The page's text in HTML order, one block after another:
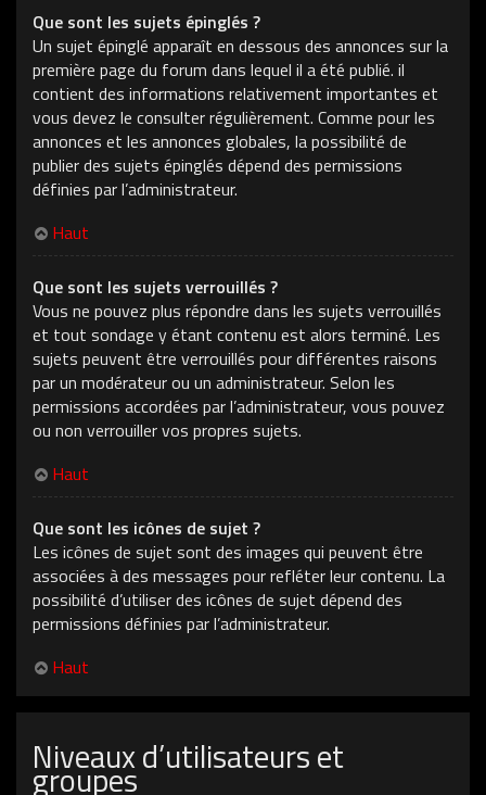
Que sont les sujets épinglés ?
Un sujet épinglé apparaît en dessous des annonces sur la
première page du forum dans lequel il a été publié. il
contient des informations relativement importantes et
vous devez le consulter régulièrement. Comme pour les
annonces et les annonces globales, la possibilité de
publier des sujets épinglés dépend des permissions
définies par l’administrateur.
Haut
Que sont les sujets verrouillés ?
Vous ne pouvez plus répondre dans les sujets verrouillés
et tout sondage y étant contenu est alors terminé. Les
sujets peuvent être verrouillés pour différentes raisons
par un modérateur ou un administrateur. Selon les
permissions accordées par l’administrateur, vous pouvez
ou non verrouiller vos propres sujets.
Haut
Que sont les icônes de sujet ?
Les icônes de sujet sont des images qui peuvent être
associées à des messages pour refléter leur contenu. La
possibilité d’utiliser des icônes de sujet dépend des
permissions définies par l’administrateur.
Haut
Niveaux d’utilisateurs et
groupes